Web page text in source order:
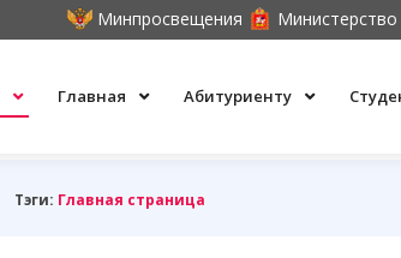
Минпросвещения
Главная Абитуриенту
Тэги: Главная страница